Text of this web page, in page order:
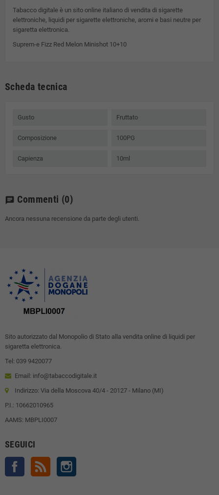
Tabacco digitale è un sito online italiano di vendita di sigarette
elettroniche, liquidi per sigarette elettroniche, aromi e basi neutre per
sigaretta elettronica.
Suprem-e Fizz Red Melon Minishot 10+10
Scheda tecnica
Gusto Fruttato
Composizione 100PG
Capienza 10ml
chat Commenti (0)
Ancora nessuna recensione da parte degli utenti.
Sito autorizzato dal Monopolio di Stato alla vendita online di liquidi per
sigaretta elettronica.
Tel: 039 9420077
Email: info@tabaccodigitale.it
Indirizzo: Via della Moscova 40/4 - 20127 - Milano (MI)
P.I.: 10662010965
AAMS: MBPLI0007
SEGUICI
Facebook Rss